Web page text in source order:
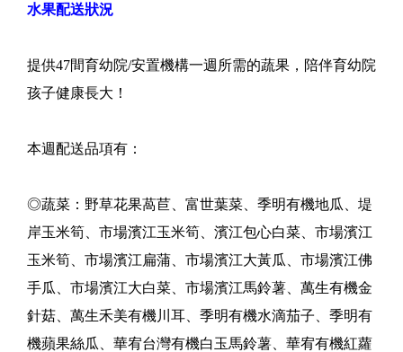
水果配送狀況
提供47間育幼院/安置機構一週所需的蔬果，陪伴育幼院
孩子健康長大！
本週配送品項有：
◎蔬菜：野草花果萵苣、富世葉菜、季明有機地瓜、堤
岸玉米筍、市場濱江玉米筍、濱江包心白菜、市場濱江
玉米筍、市場濱江扁蒲、市場濱江大黃瓜、市場濱江佛
手瓜、市場濱江大白菜、市場濱江馬鈴薯、萬生有機金
針菇、萬生禾美有機川耳、季明有機水滴茄子、季明有
機蘋果絲瓜、華宥台灣有機白玉馬鈴薯、華宥有機紅蘿